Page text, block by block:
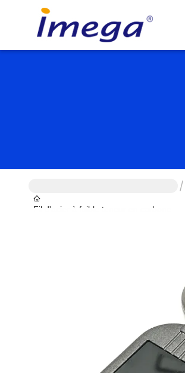
Fil d'acier à faible teneur en carbone